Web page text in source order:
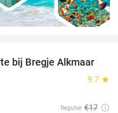
12%
bij Bregje Alkmaar
9.7 star
Regulier €17